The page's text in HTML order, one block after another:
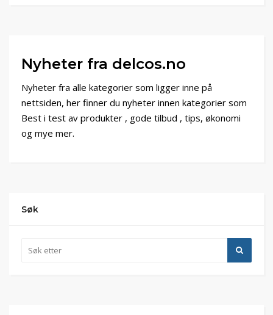
Nyheter fra delcos.no
Nyheter fra alle kategorier som ligger inne på
nettsiden, her finner du nyheter innen kategorier som
Best i test av produkter , gode tilbud , tips, økonomi
og mye mer.
Søk